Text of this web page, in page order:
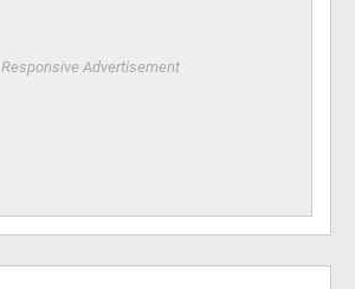
Responsive Advertisement